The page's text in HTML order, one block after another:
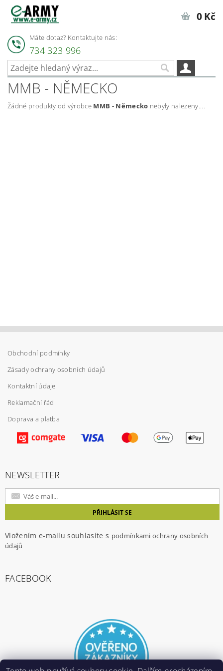
Máte dotaz? Kontaktujte nás:
734 323 996
0 Kč
MMB - NĚMECKO
Žádné produkty od výrobce MMB - Německo nebyly nalezeny....
Obchodní podmínky
Zásady ochrany osobních údajů
Kontaktní údaje
Reklamační řád
Doprava a platba
NEWSLETTER
Vložením e-mailu souhlasíte s podmínkami ochrany osobních
údajů
FACEBOOK